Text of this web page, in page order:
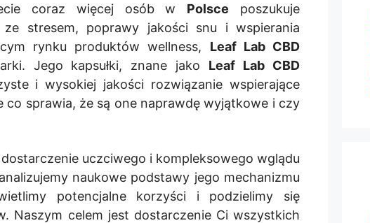
coraz więcej osób w Polsce poszukuje
stresem, poprawy jakości snu i wspierania
rynku produktów wellness, Leaf Lab CBD
Jego kapsułki, znane jako Leaf Lab CBD
i wysokiej jakości rozwiązanie wspierające
co sprawia, że są one naprawdę wyjątkowe i czy
uczciwego i kompleksowego wglądu
naukowe podstawy jego mechanizmu
potencjalne korzyści i podzielimy się
Naszym celem jest dostarczenie Ci wszystkich